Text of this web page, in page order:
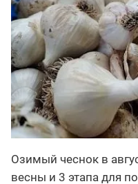
Озимый чеснок в
весны и 3 этапа для